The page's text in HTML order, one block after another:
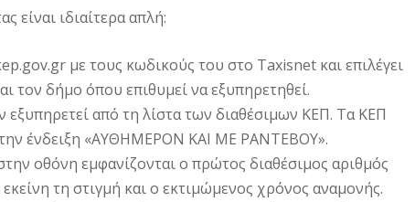
είναι ιδιαίτερα απλή:
με τους κωδικούς του στο Taxisnet και επιλέγει
τον δήμο όπου επιθυμεί να εξυπηρετηθεί.
εξυπηρετεί από τη λίστα των διαθέσιμων ΚΕΠ. Τα ΚΕΠ
ένδειξη «ΑΥΘΗΜΕΡΟΝ ΚΑΙ ΜΕ ΡΑΝΤΕΒΟΥ».
οθόνη εμφανίζονται ο πρώτος διαθέσιμος αριθμός
τη στιγμή και ο εκτιμώμενος χρόνος αναμονής.